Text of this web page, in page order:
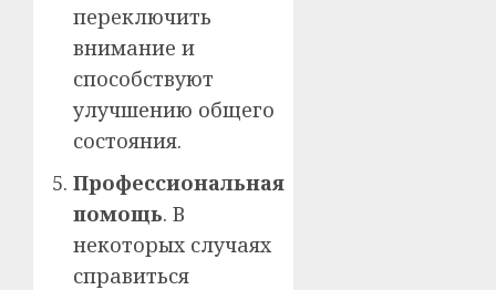
переключить
внимание и
способствуют
улучшению общего
состояния.
Профессиональная
помощь. В
некоторых случаях
справиться